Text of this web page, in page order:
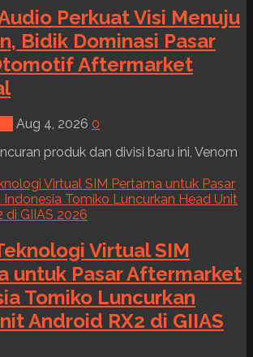
Perkuat Visi Menuju
Bidik Dominasi Pasar
Aftermarket
Aug 4, 2026 0
produk dan divisi baru ini, Venom
Virtual SIM
untuk Pasar Aftermarket
Tomiko Luncurkan
Android RX2 di GIIAS